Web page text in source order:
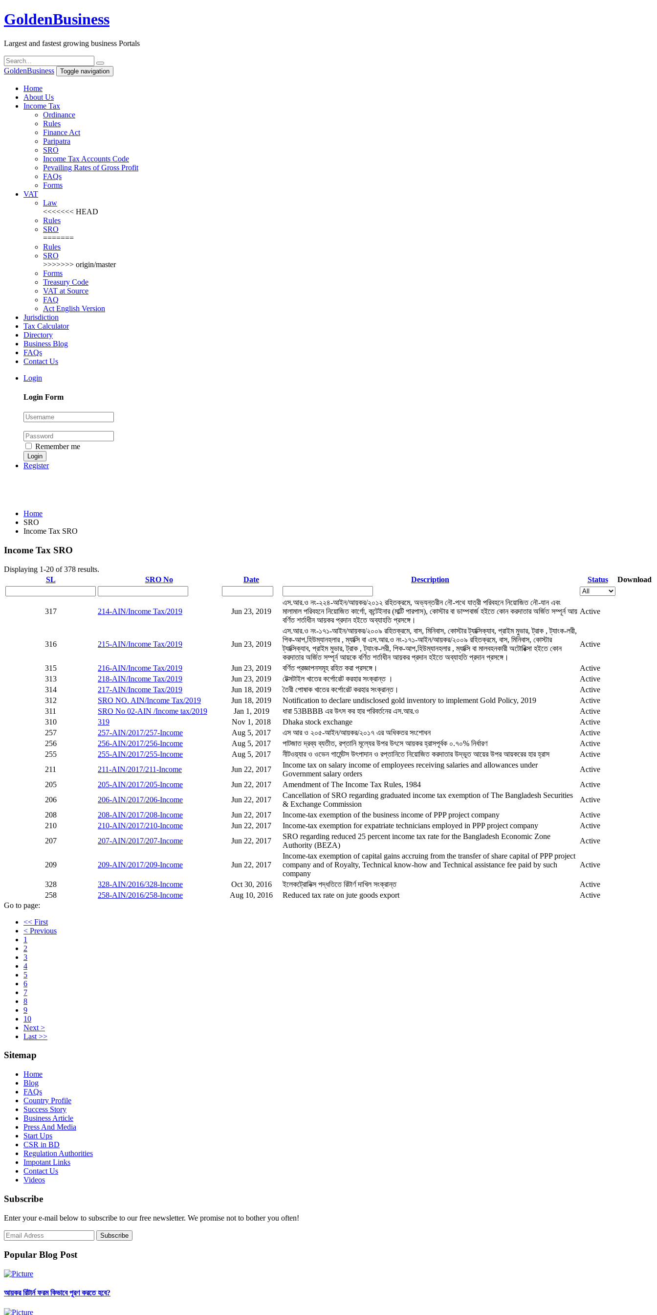
GoldenBusiness
Largest and fastest growing business Portals
GoldenBusiness Toggle navigation
Home
About Us
Income Tax
Ordinance
Rules
Finance Act
Paripatra
SRO
Income Tax Accounts Code
Pevailing Rates of Gross Profit
FAQs
Forms
VAT
Law
<<<<<<< HEAD
Rules
SRO
=======
Rules
SRO
>>>>>>> origin/master
Forms
Treasury Code
VAT at Source
FAQ
Act English Version
Jurisdiction
Tax Calculator
Directory
Business Blog
FAQs
Contact Us
Login
Login Form
Remember me
Register
Home
SRO
Income Tax SRO
Income Tax SRO
Displaying 1-20 of 378 results.
SL
SRO No Date Description Status Download
317 214-AIN/Income Tax/2019 Jun 23, 2019
এস.আর.ও নং-২২৪-আইন/আয়কর/২০১২ রহিতক্রমে, অভ্যন্তরীন নৌ-পথে যাত্রী পরিবহনে নিয়োজিত নৌ-যান এবং
মালামাল পরিবহনে নিয়োজিত কার্গো, কন্টেইনার (মাল্টি পারপাস), কোস্টার বা ডাম্পবার্জ হইতে কোন করদাতার অর্জিত সম্পূর্ন আয়
বর্ণিত শর্তাধীন আয়কর প্রদান হইতে অব্যাহতি প্রসঙ্গে।
Active
316 215-AIN/Income Tax/2019 Jun 23, 2019
এস.আর.ও নং-১৭১-আইন/আয়কর/২০০৯ রহিতক্রমে, বাস, মিনিবাস, কোস্টার ট্যাক্সিক্যাব, প্রাইম মুভার, ট্রাক , ট্যাংক-লরী,
পিক-আপ,হিউম্যানহলার , ম্যাক্সি বা এস.আর.ও নং-১৭১-আইন/আয়কর/২০০৯ রহিতক্রমে, বাস, মিনিবাস, কোস্টার
ট্যাক্সিক্যাব, প্রাইম মুভার, ট্রাক , ট্যাংক-লরী, পিক-আপ,হিউম্যানহলার , ম্যাক্সি বা মালবহনকারী অটোরিক্সা হইতে কোন
করদাতার অর্জিত সম্পূর্ন আয়কে বর্ণিত শর্তাধীন আয়কর প্রদান হইতে অব্যাহতি প্রদান প্রসঙ্গে।
Active
315 216-AIN/Income Tax/2019 Jun 23, 2019 বর্ণিত প্রজ্ঞাপনসমূহ রহিত করা প্রসঙ্গে।
Active
313
218-AIN/Income Tax/2019 Jun 23, 2019 টেক্সটাইল খাতের কর্পোরেট করহার সংক্রান্ত ।
Active
314
217-AIN/Income Tax/2019 Jun 18, 2019 তৈরী পোষাক খাতের কর্পোরেট করহার সংক্রান্ত।
Active
312
SRO NO. AIN/Income Tax/2019 Jun 18, 2019 Notification to declare undisclosed gold inventory to implement Gold Policy, 2019
Active
311
SRO No 02-AIN /Income tax/2019 Jan 1, 2019 ধারা 53BBBB এর উৎস কর হার পরিবর্তনের এস.আর.ও
Active
310
319 Nov 1, 2018 Dhaka stock exchange
Active
257
257-AIN/2017/257-Income Aug 5, 2017 এস আর ও ২০৫-আইন/আয়কর/২০১৭ এর অধিকতর সংশোধন
Active
256
256-AIN/2017/256-Income Aug 5, 2017 পাটজাত দ্রব্য ব্যতীত, রপ্তানি মূল্যের উপর উৎসে আয়কর হ্রাসপূর্বক ০.৭০% নির্ধারণ
Active
255
255-AIN/2017/255-Income Aug 5, 2017 নীটওয়্যার ও ওভেন গার্মেন্টস উৎপাদান ও রপ্তানিতে নিয়োজিত করদাতার উদ্ভূত আয়ের উপর আয়করের হার হ্রাস
Active
211
211-AIN/2017/211-Income Jun 22, 2017
Income tax on salary income of employees receiving salaries and allowances under
Government salary orders
Active
205
205-AIN/2017/205-Income Jun 22, 2017 Amendment of The Income Tax Rules, 1984
Active
206
206-AIN/2017/206-Income Jun 22, 2017
Cancellation of SRO regarding graduated income tax exemption of The Bangladesh Securities
& Exchange Commission
Active
208
208-AIN/2017/208-Income Jun 22, 2017 Income-tax exemption of the business income of PPP project company
Active
210
210-AIN/2017/210-Income Jun 22, 2017 Income-tax exemption for expatriate technicians employed in PPP project company
Active
207
207-AIN/2017/207-Income Jun 22, 2017
SRO regarding reduced 25 percent income tax rate for the Bangladesh Economic Zone
Authority (BEZA)
Active
209 209-AIN/2017/209-Income Jun 22, 2017
Income-tax exemption of capital gains accruing from the transfer of share capital of PPP project
company and of Royalty, Technical know-how and Technical assistance fee paid by such
company
Active
328 328-AIN/2016/328-Income Oct 30, 2016 ইলেকট্রোনিক্স পদ্ধতিতে রিটার্ণ দাখিল সংক্রান্ত
Active
258
258-AIN/2016/258-Income Aug 10, 2016 Reduced tax rate on jute goods export
Active
Go to page:
<< First
< Previous
1
2
3
4
5
6
7
8
9
10
Next >
Last >>
Sitemap
Home
Blog
FAQs
Country Profile
Success Story
Business Article
Press And Media
Start Ups
CSR in BD
Regulation Authorities
Impotant Links
Contact Us
Videos
Subscribe
Enter your e-mail below to subscribe to our free newsletter. We promise not to bother you often!
Popular Blog Post
আয়কর রিটার্ন ফরম কিভাবে পূরণ করতে হবে?